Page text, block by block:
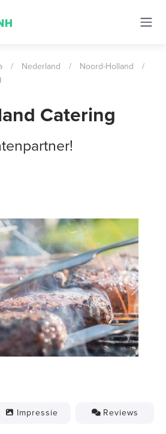
/ Nederland / Noord-Holland
/
Catering
Next
Impressie Reviews